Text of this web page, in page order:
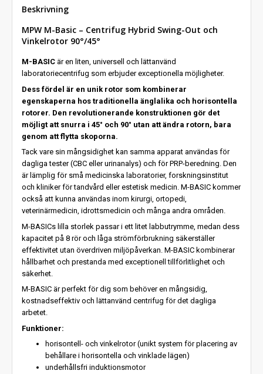
Beskrivning
MPW M-Basic – Centrifug Hybrid Swing-Out och
Vinkelrotor 90°/45°
M-BASIC är en liten, universell och lättanvänd
laboratoriecentrifug som erbjuder exceptionella möjligheter.
Dess fördel är en unik rotor som kombinerar
egenskaperna hos traditionella änglalika och horisontella
rotorer. Den revolutionerande konstruktionen gör det
möjligt att snurra i 45° och 90° utan att ändra rotorn, bara
genom att flytta skoporna.
Tack vare sin mångsidighet kan samma apparat användas för
dagliga tester (CBC eller urinanalys) och för PRP-beredning. Den
är lämplig för små medicinska laboratorier, forskningsinstitut
och kliniker för tandvård eller estetisk medicin. M-BASIC kommer
också att kunna användas inom kirurgi, ortopedi,
veterinärmedicin, idrottsmedicin och många andra områden.
M-BASICs lilla storlek passar i ett litet labbutrymme, medan dess
kapacitet på 8 rör och låga strömförbrukning säkerställer
effektivitet utan överdriven miljöpåverkan. M-BASIC kombinerar
hållbarhet och prestanda med exceptionell tillförlitlighet och
säkerhet.
M-BASIC är perfekt för dig som behöver en mångsidig,
kostnadseffektiv och lättanvänd centrifug för det dagliga
arbetet.
Funktioner:
horisontell- och vinkelrotor (unikt system för placering av
behållare i horisontella och vinklade lägen)
underhållsfri induktionsmotor